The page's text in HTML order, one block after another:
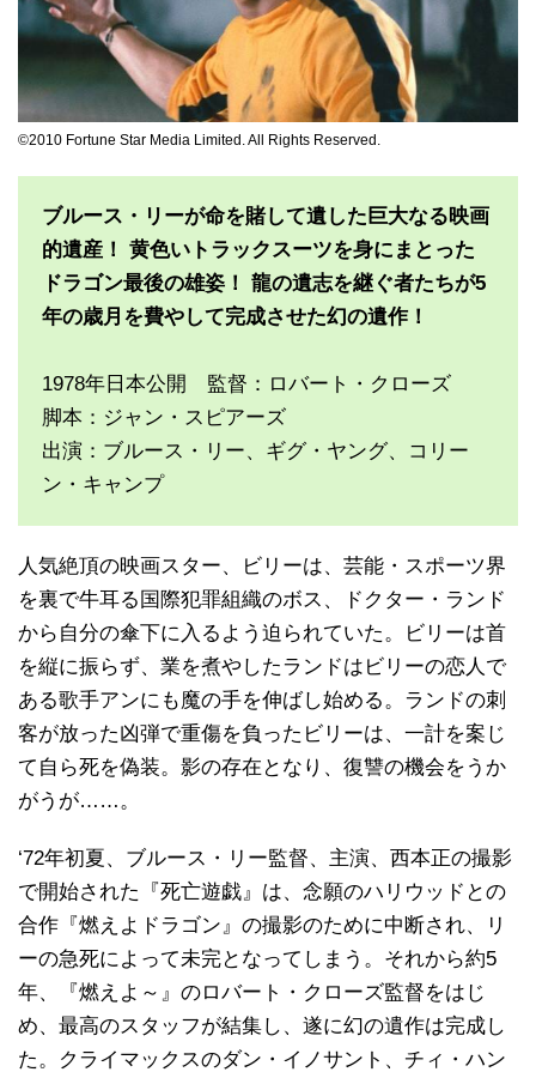
©2010 Fortune Star Media Limited. All Rights Reserved.
ブルース・リーが命を賭して遺した巨大なる映画
的遺産！ 黄色いトラックスーツを身にまとった
ドラゴン最後の雄姿！ 龍の遺志を継ぐ者たちが5
年の歳月を費やして完成させた幻の遺作！
1978年日本公開 監督：ロバート・クローズ
脚本：ジャン・スピアーズ
出演：ブルース・リー、ギグ・ヤング、コリー
ン・キャンプ
人気絶頂の映画スター、ビリーは、芸能・スポーツ界
を裏で牛耳る国際犯罪組織のボス、ドクター・ランド
から自分の傘下に入るよう迫られていた。ビリーは首
を縦に振らず、業を煮やしたランドはビリーの恋人で
ある歌手アンにも魔の手を伸ばし始める。ランドの刺
客が放った凶弾で重傷を負ったビリーは、一計を案じ
て自ら死を偽装。影の存在となり、復讐の機会をうか
がうが……。
‘72年初夏、ブルース・リー監督、主演、西本正の撮影
で開始された『死亡遊戯』は、念願のハリウッドとの
合作『燃えよドラゴン』の撮影のために中断され、リ
ーの急死によって未完となってしまう。それから約5
年、『燃えよ～』のロバート・クローズ監督をはじ
め、最高のスタッフが結集し、遂に幻の遺作は完成し
た。クライマックスのダン・イノサント、チィ・ハン